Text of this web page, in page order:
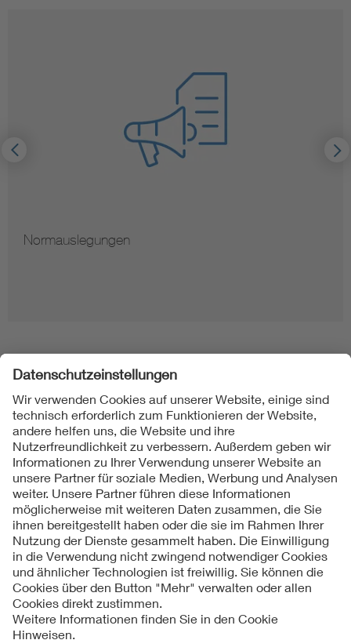
Normauslegungen
Folgen Sie uns
Kontakt
Impressum
Datenschutzinformationen
Cookie Hinweise